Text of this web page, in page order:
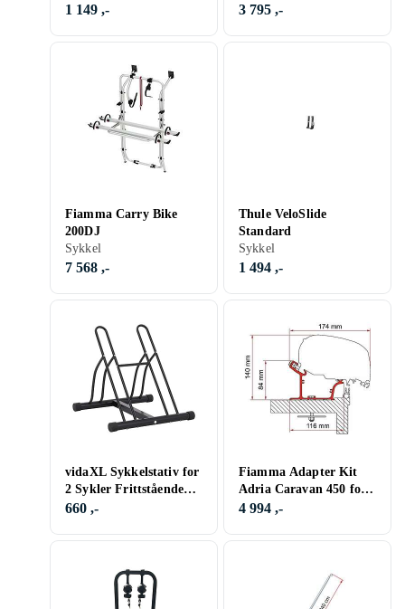
F45 Kit (3x12cm)-
1 149 ,-
EXT.250
3 795 ,-
Fiamma Carry Bike
200DJ
Sykkel
7 568 ,-
Thule VeloSlide
Standard
Sykkel
1 494 ,-
vidaXL Sykkelstativ for
2 Sykler Frittstående
Stål
660 ,-
Fiamma Adapter Kit
Adria Caravan 450 for
Markise F45 ZIP
4 994 ,-